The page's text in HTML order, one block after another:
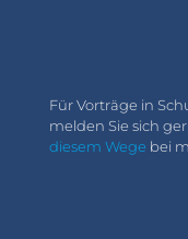
Für Vorträge in
melden Sie sich
diesem Wege bei